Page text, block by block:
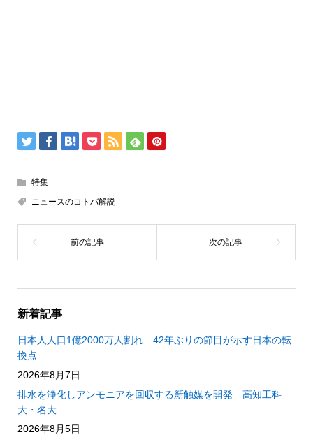
特集
ニュースのコトバ解説
新着記事
日本人人口1億2000万人割れ 42年ぶりの節目が示す日本の転
換点
2026年8月7日
排水を浄化しアンモニアを回収する新触媒を開発 高知工科
大・名大
2026年8月5日